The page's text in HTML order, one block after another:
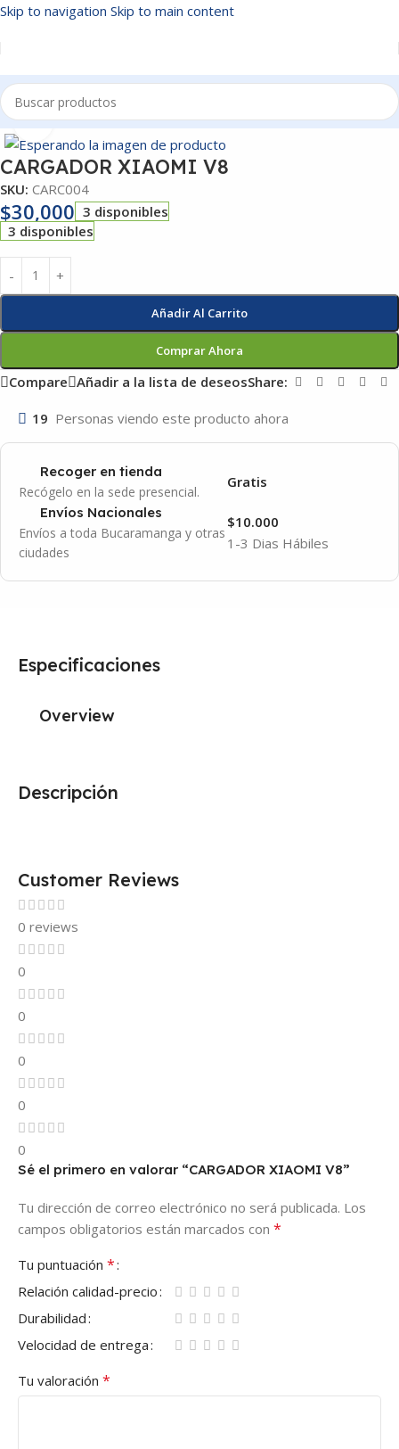
Skip to navigation Skip to main content
Inicio/CARGADORES CELULAR
Click to enlarge
CARGADOR XIAOMI V8
SKU: CARC004
$30,000 3 disponibles
3 disponibles
Añadir Al Carrito
Comprar Ahora
Compare Añadir a la lista de deseosShare:
19 Personas viendo este producto ahora
Recoger en tienda
Recógelo en la sede presencial.
Gratis
Envíos Nacionales
Envíos a toda Bucaramanga y otras
ciudades
1-3 Dias Hábiles
$10.000
Descripción
Especificaciones
Overview
Customer Reviews
0 reviews
0
0
0
0
0
Sé el primero en valorar “CARGADOR XIAOMI V8”
Tu dirección de correo electrónico no será publicada. Los
campos obligatorios están marcados con *
Tu puntuación *
Relación calidad-precio
Durabilidad
Velocidad de entrega
Tu valoración *